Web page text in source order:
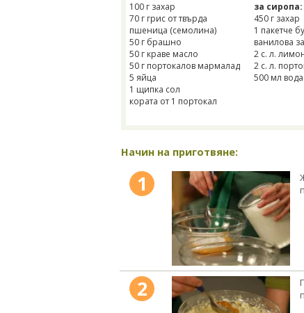
100 г захар
70 г грис от твърда
пшеница (семолина)
50 г брашно
50 г краве масло
50 г портокалов мармалад
5 яйца
1 щипка сол
кората от 1 портокал
за сиропа:
450 г захар
1 пакетче
ванилова
2 с. л.
2 с. л.
500 мл вода
Начин на приготвяне:
1
2